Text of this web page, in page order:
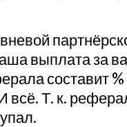
выплата за
составит %
всё. Т. к.